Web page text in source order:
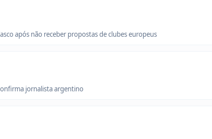
após não receber propostas de clubes europeus
jornalista argentino